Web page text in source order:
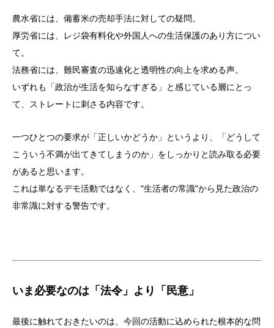
農水省には、備蓄米の売却手法に対しての疑問。
厚労省には、レジ袋有料化や外国人への生活保護のあり方につい
て。
法務省には、難民審査の迅速化と透明性の向上を求める声。
いずれも「政治が生活を知らなすぎる」と感じている層にとっ
て、ストレートに刺さる内容です。
一つひとつの要求が「正しいかどうか」というより、「どうして
こういう不満が出てきてしまうのか」をしっかりと読み取る必要
があると思います。
これは単なるデモ活動ではなく、“生活者の常識”から見た政治の
非常識に対する警告です。
いま必要なのは「法令」より「民意」
最後に触れておきたいのは、今回の活動に込められた根本的な問